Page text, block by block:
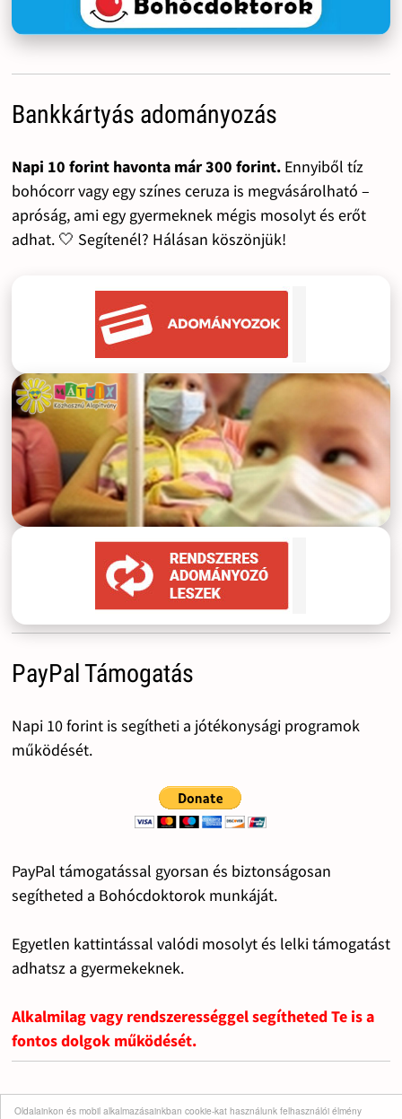
Oldalainkon és mobil alkalmazásainkban cookie-kat használunk felhasználói élmény
Bankkártyás adományozás
Napi 10 forint havonta már 300 forint.Ennyiből tíz
bohócorr vagy egy színes ceruza is megvásárolható –
apróság, ami egy gyermeknek mégis mosolyt és erőt
adhat. 🤍 Segítenél? Hálásan köszönjük!
PayPal Támogatás
Napi 10 forint is segítheti a jótékonysági programok
működését.
PayPal támogatással gyorsan és biztonságosan
segítheted a Bohócdoktorok munkáját.
Egyetlen kattintással valódi mosolyt és lelki támogatást
adhatsz a gyermekeknek.
Alkalmilag vagy rendszerességgel segítheted Te is a
fontos dolgok működését.